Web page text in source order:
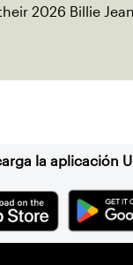
2026 Billie
la aplicación